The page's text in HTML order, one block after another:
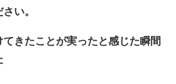
い。
てきたことが実ったと感じた瞬間